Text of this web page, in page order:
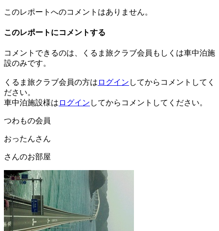
このレポートへのコメントはありません。
このレポートにコメントする
コメントできるのは、くるま旅クラブ会員もしくは車中泊施
設のみです。
くるま旅クラブ会員の方は ログイン してからコメントしてく
ださい。
車中泊施設様は ログイン してからコメントしてください。
つわもの会員
おったんさん
さんのお部屋